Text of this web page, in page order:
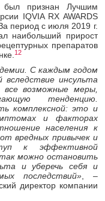
признан Лучшим
IQVIA RX AWARDS
период с июля 2019 г.
наибольший прирост
препаратов
12
С каждым годом
вследствие инсульта
возможные меры,
тенденцию.
комплексной: это и
и факторах
населения к
вредных привычек и
к эффективной
можно остановить
и уберечь себя и
последствий», –
директор компании